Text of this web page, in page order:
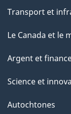
Transport et
Le Canada et le
Argent et
Science et
Autochtones